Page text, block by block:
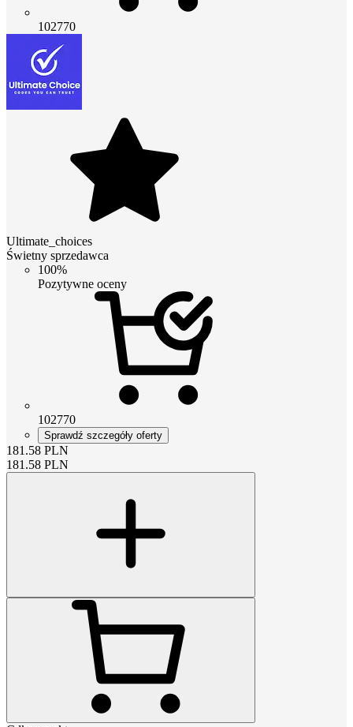
102770
Ultimate_choices
Świetny sprzedawca
100%
Pozytywne oceny
102770
Sprawdź szczegóły oferty
181.58 PLN
181.58 PLN